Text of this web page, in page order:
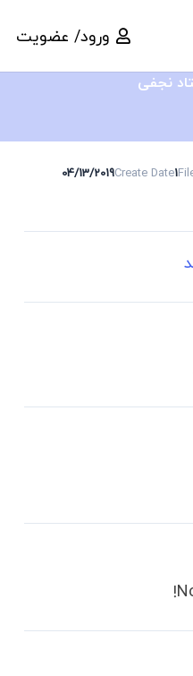
ورود/ عضویت
1
Create Date
04/13/2019